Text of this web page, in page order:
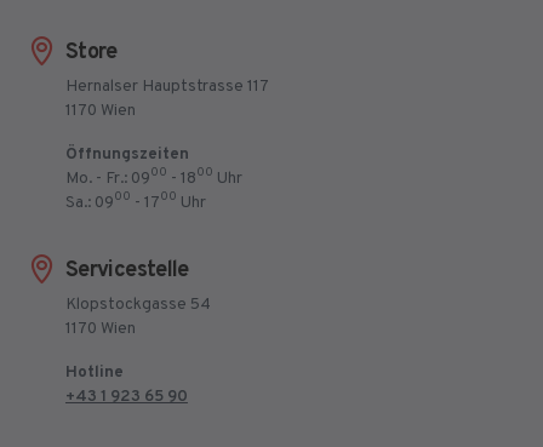
Store
Hernalser Hauptstrasse 117
1170 Wien
Öffnungszeiten
Mo. - Fr.: 0900 - 1800 Uhr
Sa.: 0900 - 1700 Uhr
Servicestelle
Klopstockgasse 54
1170 Wien
Hotline
+43 1 923 65 90